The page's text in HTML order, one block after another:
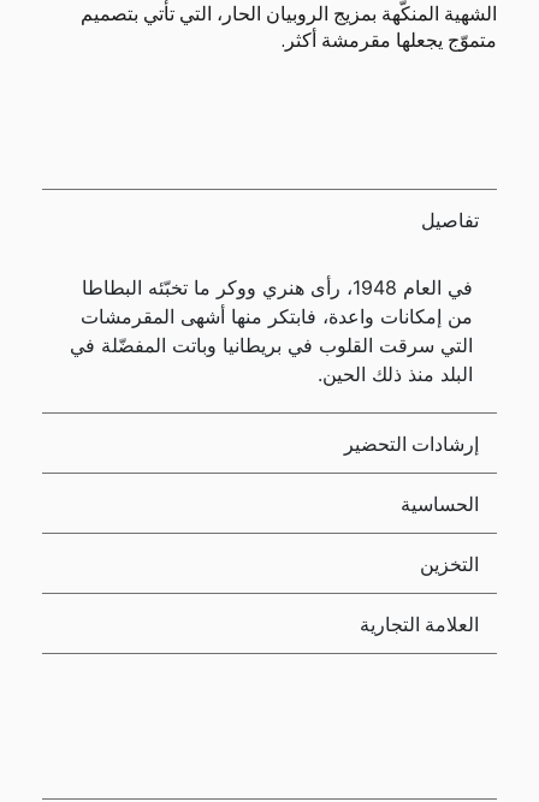
الشهية المنكّهة بمزيج الروبيان الحار، التي تأتي بتصميم
متموّج يجعلها مقرمشة أكثر.
تفاصيل
في العام 1948، رأى هنري ووكر ما تخبّئه البطاطا
من إمكانات واعدة، فابتكر منها أشهى المقرمشات
التي سرقت القلوب في بريطانيا وباتت المفضّلة في
البلد منذ ذلك الحين.
إرشادات التحضير
الحساسية
التخزين
العلامة التجارية